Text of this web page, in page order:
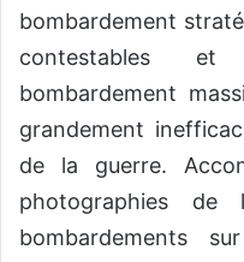
bombardement
contestables
bombardement
grandement
de la guerre.
photographies de
bombardements